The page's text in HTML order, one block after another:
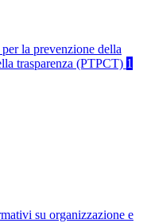
la prevenzione della
trasparenza (PTPCT) 1
su organizzazione e